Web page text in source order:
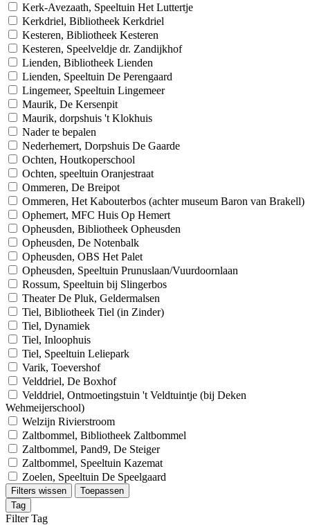
Kerk-Avezaath, Speeltuin Het Luttertje
Kerkdriel, Bibliotheek Kerkdriel
Kesteren, Bibliotheek Kesteren
Kesteren, Speelveldje dr. Zandijkhof
Lienden, Bibliotheek Lienden
Lienden, Speeltuin De Perengaard
Lingemeer, Speeltuin Lingemeer
Maurik, De Kersenpit
Maurik, dorpshuis 't Klokhuis
Nader te bepalen
Nederhemert, Dorpshuis De Gaarde
Ochten, Houtkoperschool
Ochten, speeltuin Oranjestraat
Ommeren, De Breipot
Ommeren, Het Kabouterbos (achter museum Baron van Brakell)
Ophemert, MFC Huis Op Hemert
Opheusden, Bibliotheek Opheusden
Opheusden, De Notenbalk
Opheusden, OBS Het Palet
Opheusden, Speeltuin Prunuslaan/Vuurdoornlaan
Rossum, Speeltuin bij Slingerbos
Theater De Pluk, Geldermalsen
Tiel, Bibliotheek Tiel (in Zinder)
Tiel, Dynamiek
Tiel, Inloophuis
Tiel, Speeltuin Leliepark
Varik, Toevershof
Velddriel, De Boxhof
Velddriel, Ontmoetingstuin 't Veldtuintje (bij Deken
Wehmeijerschool)
Welzijn Rivierstroom
Zaltbommel, Bibliotheek Zaltbommel
Zaltbommel, Pand9, De Steiger
Zaltbommel, Speeltuin Kazemat
Zoelen, Speeltuin De Speelgaard
Filters wissen
Toepassen
Tag
Filter Tag